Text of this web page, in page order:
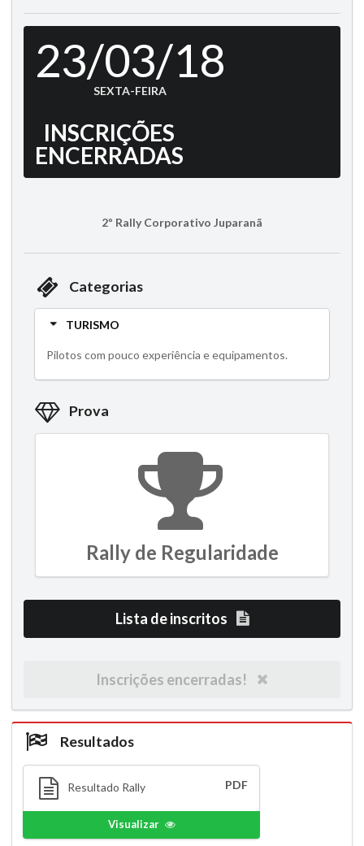
23/03/18
SEXTA-FEIRA
INSCRIÇÕES
ENCERRADAS
2º Rally Corporativo Juparanã
Categorias
TURISMO
Pilotos com pouco experiência e equipamentos.
Prova
Rally de Regularidade
Lista de inscritos
Inscrições encerradas!
Resultados
Resultado Rally PDF
Visualizar